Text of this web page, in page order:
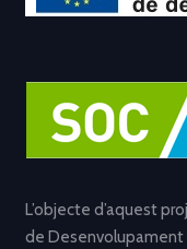
L’objecte d’aquest
de Desenvolupament